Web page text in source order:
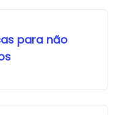
para não